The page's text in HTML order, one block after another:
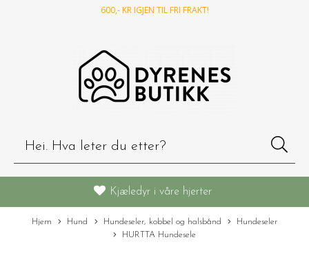
600,- KR IGJEN TIL FRI FRAKT!
Kjæledyr i våre hjerter
Hjem Hund Hundeseler, kobbel og halsbånd
Hundeseler
HURTTA Hundesele